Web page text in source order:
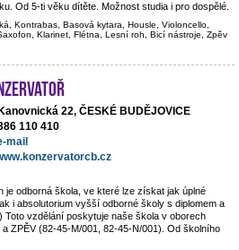
Od 5-ti věku dítěte. Možnost studia i pro dospělé.
Kontrabas, Basová kytara, Housle, Violoncello,
Klarinet, Flétna, Lesní roh, Bicí nástroje, Zpěv
Kanovnická 22, ČESKÉ BUDĚJOVICE
110 410
mail
odborná škola, ve které lze získat jak úplné
i absolutorium vyšší odborné školy s diplomem a
Toto vzdělání poskytuje naše škola v oborech
ZPĚV (82-45-M/001, 82-45-N/001). Od školního